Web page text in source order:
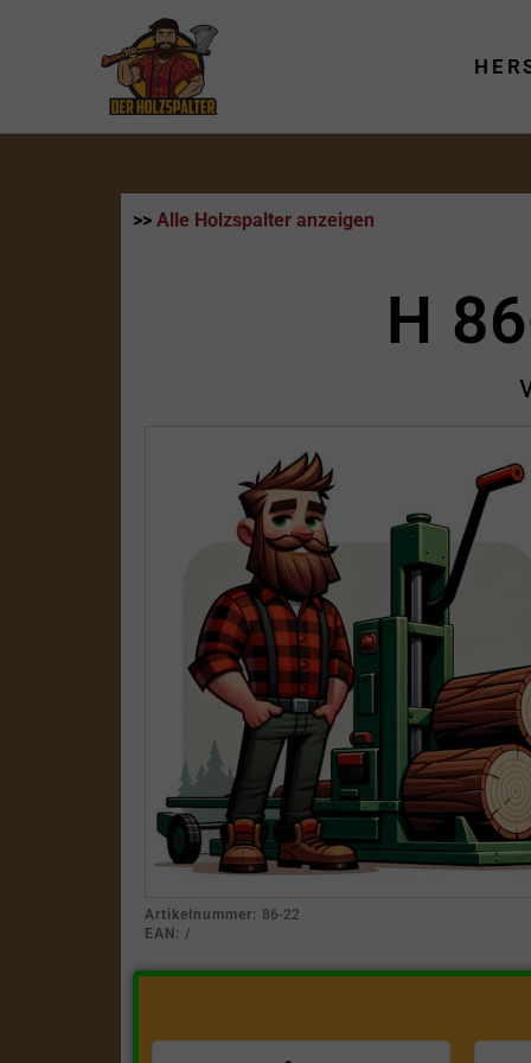
>> Alle Holzspalter anzeigen
H
Artikelnummer: 86-22
EAN: /